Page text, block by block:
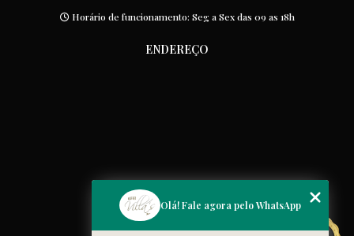
Horário de funcionamento: Seg a Sex das 09 as 18h
ENDEREÇO
MENU
Home
Olá! Fale agora pelo WhatsApp